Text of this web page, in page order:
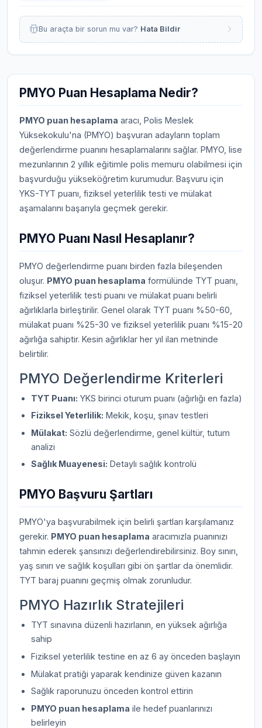
Bu araçta bir sorun mu var? Hata Bildir
PMYO Puan Hesaplama Nedir?
PMYO puan hesaplama aracı, Polis Meslek
Yüksekokulu'na (PMYO) başvuran adayların toplam
değerlendirme puanını hesaplamalarını sağlar. PMYO, lise
mezunlarının 2 yıllık eğitimle polis memuru olabilmesi için
başvurduğu yükseköğretim kurumudur. Başvuru için
YKS-TYT puanı, fiziksel yeterlilik testi ve mülakat
aşamalarını başarıyla geçmek gerekir.
PMYO Puanı Nasıl Hesaplanır?
PMYO değerlendirme puanı birden fazla bileşenden
oluşur. PMYO puan hesaplama formülünde TYT puanı,
fiziksel yeterlilik testi puanı ve mülakat puanı belirli
ağırlıklarla birleştirilir. Genel olarak TYT puanı %50-60,
mülakat puanı %25-30 ve fiziksel yeterlilik puanı %15-20
ağırlığa sahiptir. Kesin ağırlıklar her yıl ilan metninde
belirtilir.
PMYO Değerlendirme Kriterleri
TYT Puanı: YKS birinci oturum puanı (ağırlığı en fazla)
Fiziksel Yeterlilik: Mekik, koşu, şınav testleri
Mülakat: Sözlü değerlendirme, genel kültür, tutum
analizi
Sağlık Muayenesi: Detaylı sağlık kontrolü
PMYO Başvuru Şartları
PMYO'ya başvurabilmek için belirli şartları karşılamanız
gerekir. PMYO puan hesaplama aracımızla puanınızı
tahmin ederek şansınızı değerlendirebilirsiniz. Boy sınırı,
yaş sınırı ve sağlık koşulları gibi ön şartlar da önemlidir.
TYT baraj puanını geçmiş olmak zorunludur.
PMYO Hazırlık Stratejileri
TYT sınavına düzenli hazırlanın, en yüksek ağırlığa
sahip
Fiziksel yeterlilik testine en az 6 ay önceden başlayın
Mülakat pratiği yaparak kendinize güven kazanın
Sağlık raporunuzu önceden kontrol ettirin
PMYO puan hesaplama ile hedef puanlarınızı
belirleyin